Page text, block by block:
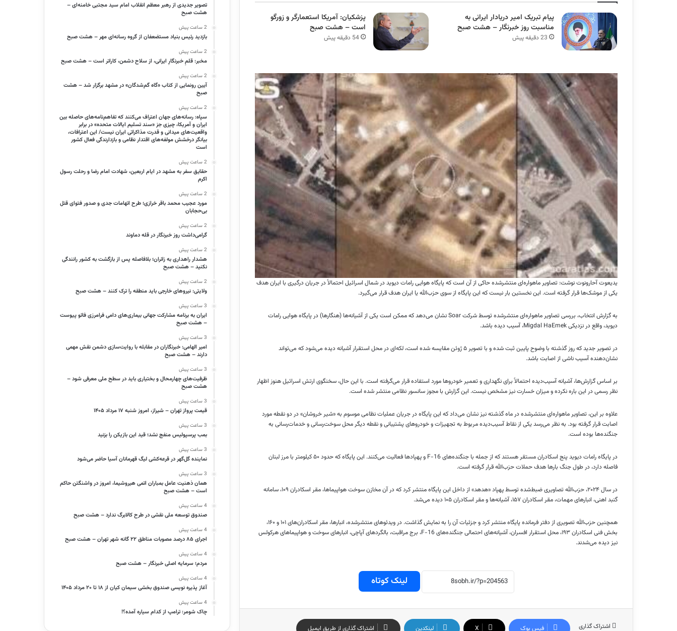
پیام تبریک امیر دریادار ایرانی به
مناسبت روز خبرنگار – هشت صبح
23 دقیقه پیش
پزشکیان: آمریکا استعمارگر و زورگو
است – هشت صبح
54 دقیقه پیش
یدیعوت آحارونوت نوشت: تصاویر ماهواره‌ای منتشرشده حاکی از آن است که پایگاه هوایی رامات دیوید در شمال اسرائیل احتمالاً در جریان درگیری با ایران هدف
یکی از موشک‌ها قرار گرفته است. این نخستین بار نیست که این پایگاه از سوی حزب‌الله یا ایران هدف قرار می‌گیرد.
به گزارش انتخاب، بررسی تصاویر ماهواره‌ای منتشرشده توسط شرکت Soar نشان می‌دهد که ممکن است یکی از آشیانه‌ها (هنگارها) در پایگاه هوایی رامات
دیوید، واقع در نزدیکی Migdal HaEmek، آسیب دیده باشد.
در تصویر جدید که روز گذشته با وضوح پایین ثبت شده و با تصویر ۵ ژوئن مقایسه شده است، لکه‌ای در محل استقرار آشیانه دیده می‌شود که می‌تواند
نشان‌دهنده آسیب ناشی از اصابت باشد.
بر اساس گزارش‌ها، آشیانه آسیب‌دیده احتمالاً برای نگهداری و تعمیر خودروها مورد استفاده قرار می‌گرفته است. با این حال، سخنگوی ارتش اسرائیل هنوز اظهار
نظر رسمی در این باره نکرده و میزان خسارت نیز مشخص نیست. این گزارش با مجوز سانسور نظامی منتشر شده است.
علاوه بر این، تصاویر ماهواره‌ای منتشرشده در ماه گذشته نیز نشان می‌داد که این پایگاه در جریان عملیات نظامی موسوم به «شیر خروشان» در دو نقطه مورد
اصابت قرار گرفته بود. به نظر می‌رسد یکی از نقاط آسیب‌دیده مربوط به تجهیزات و خودروهای پشتیبانی و نقطه دیگر محل سوخت‌رسانی و خدمات‌رسانی به
جنگنده‌ها بوده است.
در پایگاه رامات دیوید پنج اسکادران مستقر هستند که از جمله با جنگنده‌های F-16 و پهپادها فعالیت می‌کنند. این پایگاه که حدود ۵۰ کیلومتر با مرز لبنان
فاصله دارد، در طول جنگ بارها هدف حملات حزب‌الله قرار گرفته است.
در سال ۲۰۲۴، حزب‌الله تصاویری ضبط‌شده توسط پهپاد «هدهد» از داخل این پایگاه منتشر کرد که در آن مخازن سوخت هواپیماها، مقر اسکادران ۱۰۹، سامانه
گنبد اهنی، انبارهای مهمات، مقر اسکادران ۱۵۷، آشیانه‌ها و مقر اسکادران ۱۰۵ دیده می‌شد.
همچنین حزب‌الله تصویری از دفتر فرمانده پایگاه منتشر کرد و جزئیات آن را به نمایش گذاشت. در ویدئوهای منتشرشده، انبارها، مقر اسکادران‌های ۱۰۱ و ۱۶۰،
بخش فنی اسکادران ۱۹۳، محل استقرار افسران، آشیانه‌های احتمالی جنگنده‌های F-16، برج مراقبت، بالگردهای آپاچی، انبارهای سوخت و هواپیماهای هرکولس
نیز دیده می‌شدند.
لینک کوتاه
اشتراک گذاری فیس بوک X لینکدین اشتراک گذاری از طریق ایمیل
تصویر جدیدی از رهبر معظم انقلاب امام سید مجتبی خامنه‌ای –
هشت صبح
2 ساعت پیش
بازدید رئیس بنیاد مستضعفان از گروه رسانه‌ای مهر – هشت صبح
2 ساعت پیش
مخبر: قلمِ خبرنگارِ ایرانی، از سلاح دشمن، کاراتر است – هشت صبح
2 ساعت پیش
آیین رونمایی از کتاب «گاه گم‌شدگان» در مشهد برگزار شد – هشت
صبح
2 ساعت پیش
سپاه: رسانه‌های جهان اعتراف می‌کنند که تفاهم‌نامه‌های حاصله بین
ایران و آمریکا، چیزی جز «سند تسلیم ایالات متحده» در برابر
واقعیت‌های میدانی و قدرت مذاکراتی ایران نیست/ این اعترافات،
بیانگر درخشش مولفه‌های اقتدار نظامی و بازدارندگی فعال کشور
است
2 ساعت پیش
حقایق سفر به مشهد در ایام اربعین، شهادت امام رضا و رحلت رسول
اکرم
2 ساعت پیش
مورد عجیب محمد باقر خرازی؛ طرح اتهامات جدی و صدور فتوای قتل
بی‌حجابان
2 ساعت پیش
گرامی‌داشت روز خبرنگار در قله دماوند
2 ساعت پیش
هشدار راهداری به زائران؛ بلافاصله پس از بازگشت به کشور رانندگی
نکنید – هشت صبح
2 ساعت پیش
ولایتی: نیروهای خارجی باید منطقه را ترک کنند – هشت صبح
3 ساعت پیش
ایران به برنامه مشارکت جهانی بیماری‌های دامی فرامرزی فائو پیوست
– هشت صبح
3 ساعت پیش
امیر الهامی: خبرنگاران در مقابله با روایت‌سازی دشمن نقش مهمی
دارند – هشت صبح
3 ساعت پیش
ظرفیت‌های چهارمحال و بختیاری باید در سطح ملی معرفی شود –
هشت صبح
3 ساعت پیش
قیمت پرواز تهران – شیراز، امروز شنبه ۱۷ مرداد ۱۴۰۵
3 ساعت پیش
بمب پرسپولیس منفج نشد؛ قید این بازیکن را بزنید
3 ساعت پیش
نماینده گل‌گهر در قرعه‌کشی لیگ قهرمانان آسیا حاضر می‌شود
3 ساعت پیش
همان ذهنیت عامل بمباران اتمی هیروشیما، امروز در واشنگتن حاکم
است – هشت صبح
4 ساعت پیش
صندوق توسعه ملی نقشی در طرح کالابرگ ندارد – هشت صبح
4 ساعت پیش
اجرای ۸۵ درصد مصوبات مناطق ۲۲ گانه شهر تهران – هشت صبح
4 ساعت پیش
مردم؛ سرمایه اصلی خبرنگار – هشت صبح
4 ساعت پیش
آغاز پذیره نویسی صندوق بخشی سیمان کیان از ۱۸ تا ۲۰ مرداد ۱۴۰۵
4 ساعت پیش
چاک شومر: ترامپ از کدام سیاره آمده؟!